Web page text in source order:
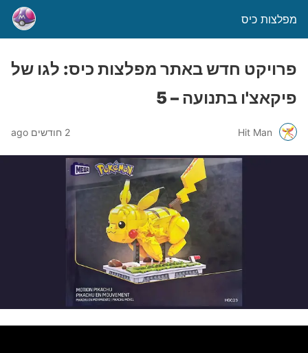
מפלצות כיס
פרויקט חדש באתר מפלצות כיס: לגו של
פיקאצ'ו בתנועה – 5
Hit Man 2 חודשים ago